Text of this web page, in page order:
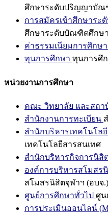
ศึกษาระดับปริญญาบัณ
การสมัครเข้าศึกษาร
ศึกษาระดับบัณฑิตศึกษา
ค่าธรรมเนียมการศึกษา
ทุนการศึกษา ทุนการศึ
หน่วยงานการศึกษา
คณะ วิทยาลัย และสถา
สำนักงานการทะเบียน
สำนักบริหารเทคโนโล
เทคโนโลยีสารสนเทศ
สำนักบริหารกิจการนิสิ
องค์การบริหารสโมสร
สโมสรนิสิตจุฬาฯ (อบจ.)
ศูนย์การศึกษาทั่วไป ศูน
การประเมินออนไลน์